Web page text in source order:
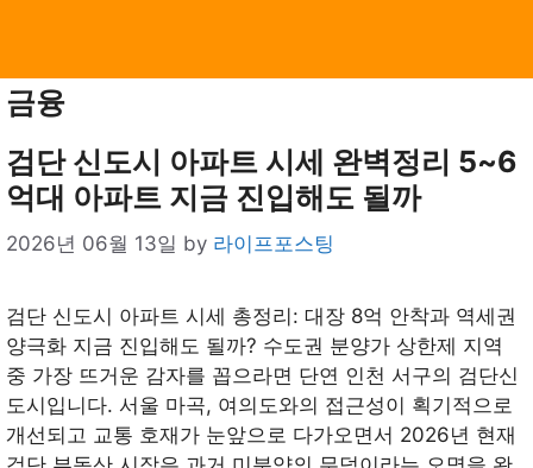
금융
검단 신도시 아파트 시세 완벽정리 5~6
억대 아파트 지금 진입해도 될까
2026년 06월 13일 by 라이프포스팅
검단 신도시 아파트 시세 총정리: 대장 8억 안착과 역세권
양극화 지금 진입해도 될까? 수도권 분양가 상한제 지역
중 가장 뜨거운 감자를 꼽으라면 단연 인천 서구의 검단신
도시입니다. 서울 마곡, 여의도와의 접근성이 획기적으로
개선되고 교통 호재가 눈앞으로 다가오면서 2026년 현재